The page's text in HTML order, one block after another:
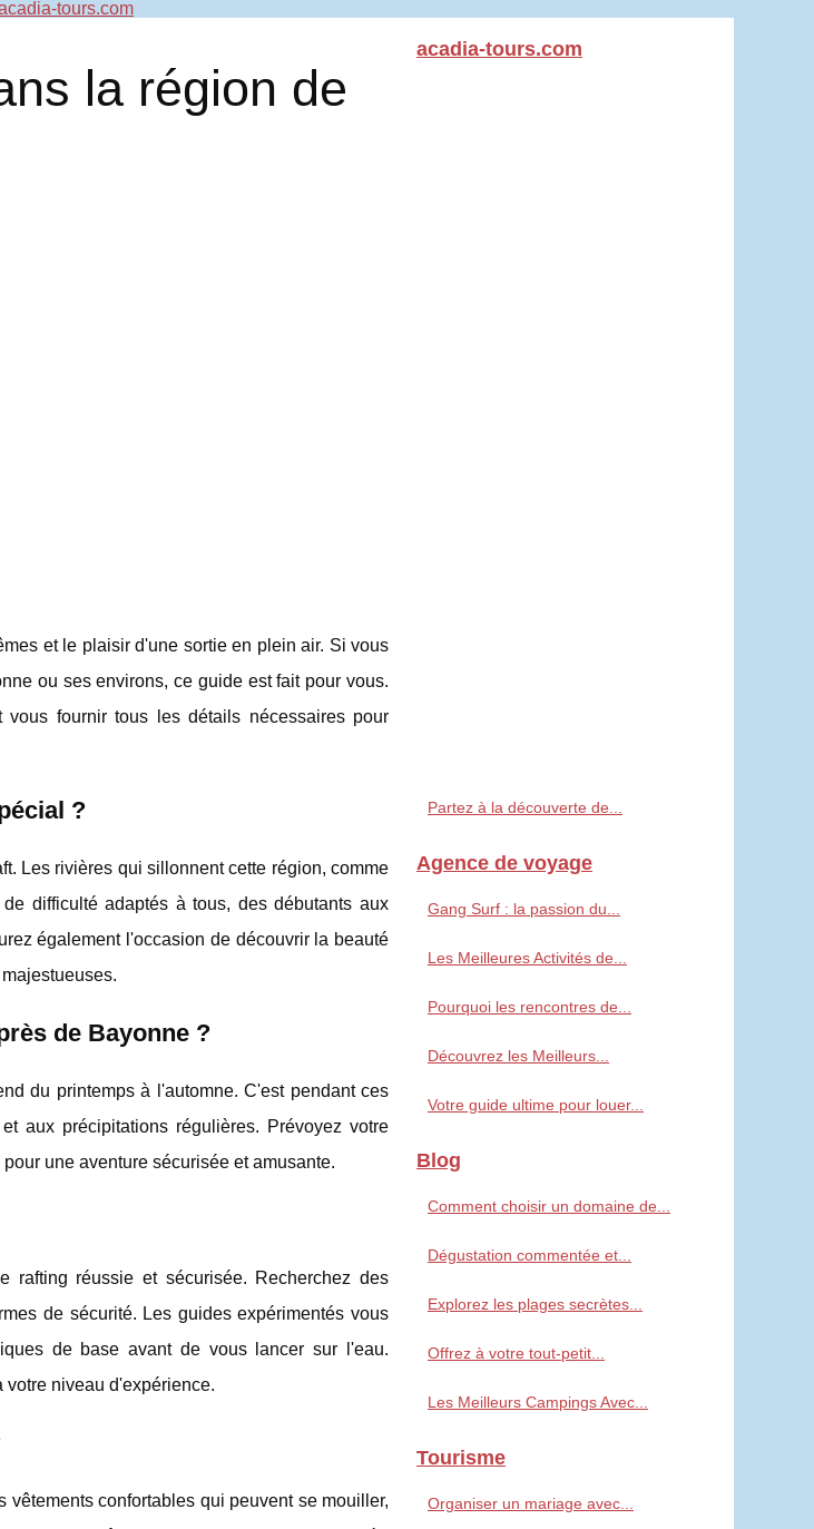
la région de
et le plaisir d'une sortie en plein air. Si vous
ou ses environs, ce guide est fait pour vous.
vous fournir tous les détails nécessaires pour
?
Les rivières qui sillonnent cette région, comme
difficulté adaptés à tous, des débutants aux
également l'occasion de découvrir la beauté
de Bayonne ?
du printemps à l'automne. C'est pendant ces
aux précipitations régulières. Prévoyez votre
une aventure sécurisée et amusante.
rafting réussie et sécurisée. Recherchez des
de sécurité. Les guides expérimentés vous
de base avant de vous lancer sur l'eau.
niveau d'expérience.
confortables qui peuvent se mouiller,
acadia-tours.com
Partez à la découverte de...
Agence de voyage
Gang Surf : la passion du...
Les Meilleures Activités de...
Pourquoi les rencontres de...
Découvrez les Meilleurs...
Votre guide ultime pour louer...
Blog
Comment choisir un domaine de...
Dégustation commentée et...
Explorez les plages secrètes...
Offrez à votre tout-petit...
Les Meilleurs Campings Avec...
Tourisme
Organiser un mariage avec...
tours.com